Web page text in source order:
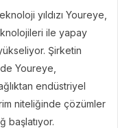
yıldızı Youreye,
ile yapay
Şirketin
Youreye,
endüstriyel
niteliğinde çözümler
başlatıyor.